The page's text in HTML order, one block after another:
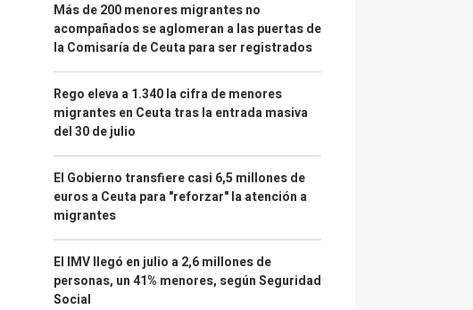
Más de 200 menores migrantes no
acompañados se aglomeran a las puertas de
la Comisaría de Ceuta para ser registrados
Rego eleva a 1.340 la cifra de menores
migrantes en Ceuta tras la entrada masiva
del 30 de julio
El Gobierno transfiere casi 6,5 millones de
euros a Ceuta para "reforzar" la atención a
migrantes
El IMV llegó en julio a 2,6 millones de
personas, un 41% menores, según Seguridad
Social